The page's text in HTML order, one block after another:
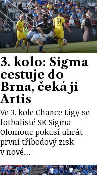
3. kolo: Sigma
cestuje do
Brna, čeká ji
Artis
Ve 3. kole Chance Ligy se
fotbalisté SK Sigma
Olomouc pokusí uhrát
první tříbodový zisk
v nové…